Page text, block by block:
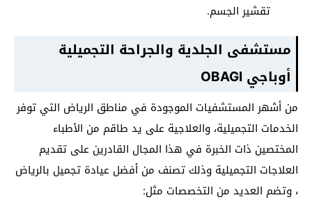
تقشير الجسم.
مستشفى الجلدية والجراحة التجميلية
أوباجي OBAGI
من أشهر المستشفيات الموجودة في مناطق الرياض التي توفر
الخدمات التجميلية، والعلاجية على يد طاقم من الأطباء
المختصين ذات الخبرة في هذا المجال القادرين على تقديم
العلاجات التجميلية وذلك تصنف من أفضل عيادة تجميل بالرياض
، وتضم العديد من التخصصات مثل: